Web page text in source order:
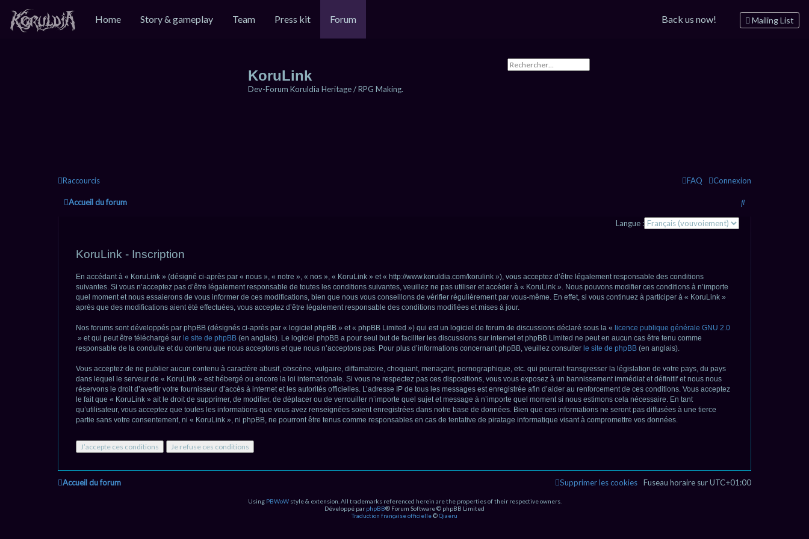
Home Story & gameplay Team Press kit Forum Mailing List
Back us now!
KoruLink
Dev-Forum Koruldia Heritage / RPG Making.
Raccourcis Connexion
FAQ
Accueil du forum
R
Langue :
KoruLink - Inscription
En accédant à « KoruLink » (désigné ci-après par « nous », « notre », « nos », « KoruLink » et « http://www.koruldia.com/korulink »), vous acceptez d’être légalement responsable des conditions
suivantes. Si vous n’acceptez pas d’être légalement responsable de toutes les conditions suivantes, veuillez ne pas utiliser et accéder à « KoruLink ». Nous pouvons modifier ces conditions à n’importe
quel moment et nous essaierons de vous informer de ces modifications, bien que nous vous conseillons de vérifier régulièrement par vous-même. En effet, si vous continuez à participer à « KoruLink »
après que des modifications aient été effectuées, vous acceptez d’être légalement responsable des conditions modifiées et mises à jour.
Nos forums sont développés par phpBB (désignés ci-après par « logiciel phpBB » et « phpBB Limited ») qui est un logiciel de forum de discussions déclaré sous la « licence publique générale GNU 2.0
» et qui peut être téléchargé sur le site de phpBB (en anglais). Le logiciel phpBB a pour seul but de faciliter les discussions sur internet et phpBB Limited ne peut en aucun cas être tenu comme
responsable de la conduite et du contenu que nous acceptons et que nous n’acceptons pas. Pour plus d’informations concernant phpBB, veuillez consulter le site de phpBB (en anglais).
Vous acceptez de ne publier aucun contenu à caractère abusif, obscène, vulgaire, diffamatoire, choquant, menaçant, pornographique, etc. qui pourrait transgresser la législation de votre pays, du pays
dans lequel le serveur de « KoruLink » est hébergé ou encore la loi internationale. Si vous ne respectez pas ces dispositions, vous vous exposez à un bannissement immédiat et définitif et nous nous
réservons le droit d’avertir votre fournisseur d’accès à internet et les autorités officielles. L’adresse IP de tous les messages est enregistrée afin d’aider au renforcement de ces conditions. Vous acceptez
le fait que « KoruLink » ait le droit de supprimer, de modifier, de déplacer ou de verrouiller n’importe quel sujet et message à n’importe quel moment si nous estimons cela nécessaire. En tant
qu’utilisateur, vous acceptez que toutes les informations que vous avez renseignées soient enregistrées dans notre base de données. Bien que ces informations ne seront pas diffusées à une tierce
partie sans votre consentement, ni « KoruLink », ni phpBB, ne pourront être tenus comme responsables en cas de tentative de piratage informatique visant à compromettre vos données.
Accueil du forum Fuseau horaire surUTC+01:00
Supprimer les cookies
Using PBWoWstyle & extension. All trademarks referenced herein are the properties of their respective owners.
Développé par phpBB® Forum Software © phpBB Limited
Traduction française officielle©Qiaeru